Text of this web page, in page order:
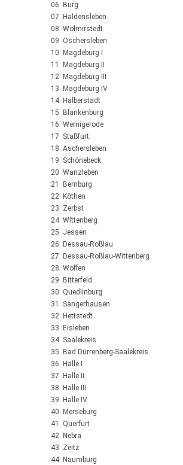
06 Burg
07 Haldensleben
08 Wolmirstedt
09 Oschersleben
10 Magdeburg I
11 Magdeburg II
12 Magdeburg III
13 Magdeburg IV
14 Halberstadt
15 Blankenburg
16 Wernigerode
17 Staßfurt
18 Aschersleben
19 Schönebeck
20 Wanzleben
21 Bernburg
22 Köthen
23 Zerbst
24 Wittenberg
25 Jessen
26 Dessau-Roßlau
27 Dessau-Roßlau-Wittenberg
28 Wolfen
29 Bitterfeld
30 Quedlinburg
31 Sangerhausen
32 Hettstedt
33 Eisleben
34 Saalekreis
35 Bad Dürrenberg-Saalekreis
36 Halle I
37 Halle II
38 Halle III
39 Halle IV
40 Merseburg
41 Querfurt
42 Nebra
43 Zeitz
44 Naumburg